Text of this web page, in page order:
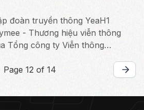
đoàn truyền thông YeaH1
Tổng công ty Viễn thông
thuận hợp tác toàn diện trong
Page 12 of 14